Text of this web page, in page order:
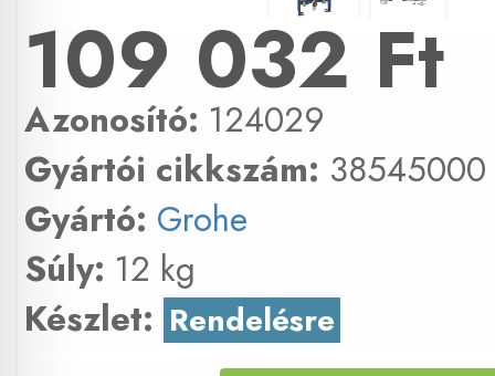
109 032 Ft
Azonosító: 124029
Gyártói cikkszám: 38545000
Gyártó: Grohe
Súly: 12 kg
Készlet: Rendelésre